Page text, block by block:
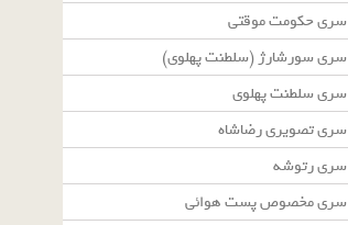
سرى حكومت موقتى
سرى سورشارژ (سلطنت پهلوى)
سرى سلطنت پهلوى
سرى تصويرى رضاشاه
سرى رتوشه
سرى مخصوص پست هوائى